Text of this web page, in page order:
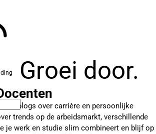
Groei door.
blogs over carrière en persoonlijke
trends op de arbeidsmarkt, verschillende
je werk en studie slim combineert en blijf op